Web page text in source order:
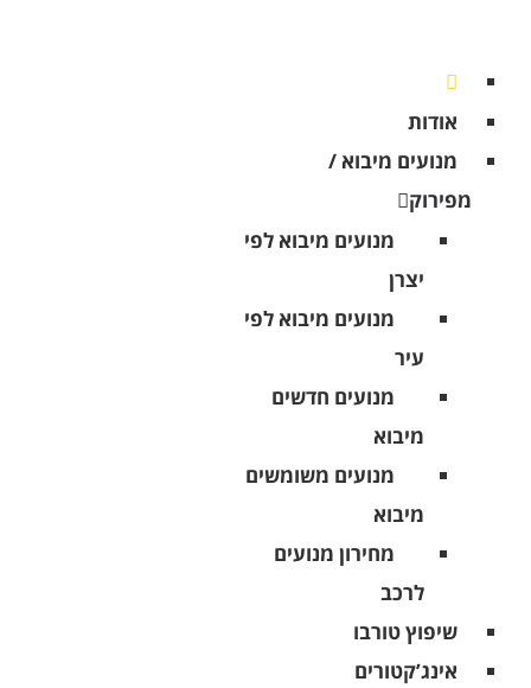
אודות
מנועים מיבוא /
מפירוק
מנועים מיבוא לפי
יצרן
מנועים מיבוא לפי
עיר
מנועים חדשים
מיבוא
מנועים משומשים
מיבוא
מחירון מנועים
לרכב
שיפוץ טורבו
אינג’קטורים